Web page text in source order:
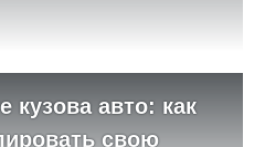
кузова авто: как
свою